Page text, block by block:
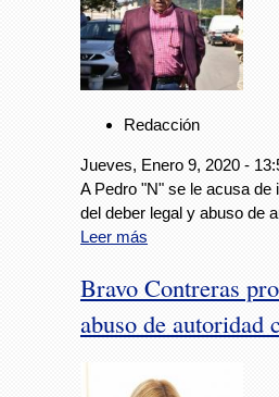
Redacción
Jueves, Enero 9, 2020 -
A Pedro "N" se le acusa de
del deber legal y abuso de
Leer más
Bravo Contreras
abuso de autoridad